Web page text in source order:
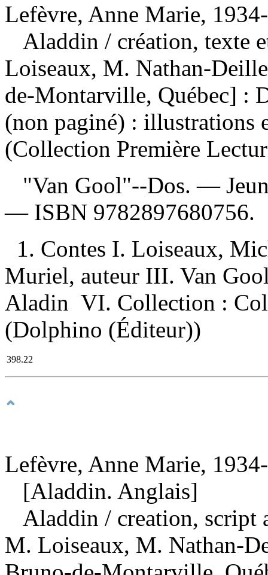
Lefèvre, Anne Marie,
Aladdin / création, texte
Loiseaux, M. Nathan-
de-Montarville, Québec] :
(non paginé) :
(Collection Première
"Van Gool"--Dos. —
— ISBN 9782897680756.
1. Contes I. Loiseaux,
Muriel, auteur III. Van
Aladin VI. Collection :
(Dolphino (Éditeur))
398.22
Lefèvre, Anne Marie,
[Aladdin. Anglais]
Aladdin / creation, script
M. Loiseaux, M. Nathan-